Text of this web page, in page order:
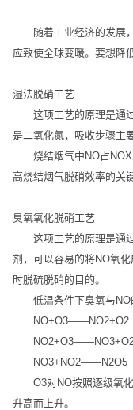
随着工业经济的发展
应致使全球变暖。要想降
湿法脱硝工艺
这项工艺的原理是通
是二氧化氮，吸收步骤主
烧结烟气中NO占
高烧结烟气脱硝效率的关
臭氧氧化脱硝工艺
这项工艺的原理是通
剂，可以容易的将NO氧
时脱硫脱硝的目的。
低温条件下臭氧与NO
NO+O3——NO2+O2
NO3+NO2——N2O5
O3对NO按照逐级氧
升高而上升。